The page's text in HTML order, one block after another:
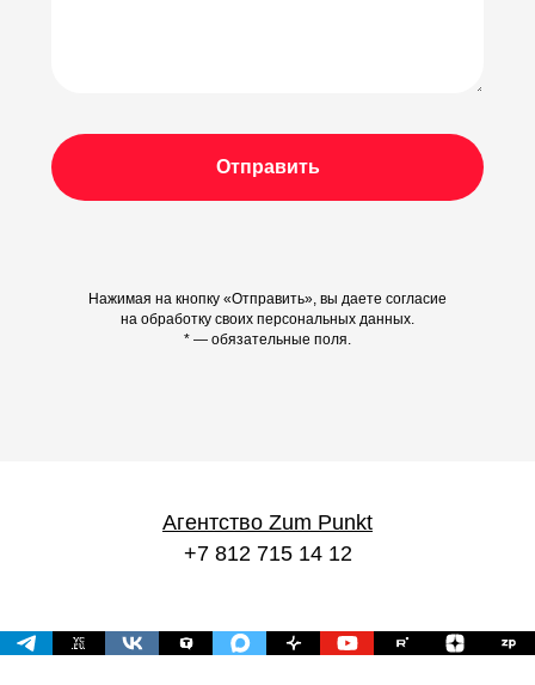
Отправить
Нажимая на кнопку «Отправить», вы даете согласие
на обработку своих персональных данных.
* — обязательные поля.
Агентство Zum Punkt
+7 812 715 14 12